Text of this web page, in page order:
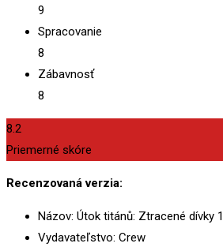
9
Spracovanie
8
Zábavnosť
8
8.2
Priemerné skóre
Recenzovaná verzia:
Názov: Útok titánů: Ztracené dívky 1
Vydavateľstvo: Crew